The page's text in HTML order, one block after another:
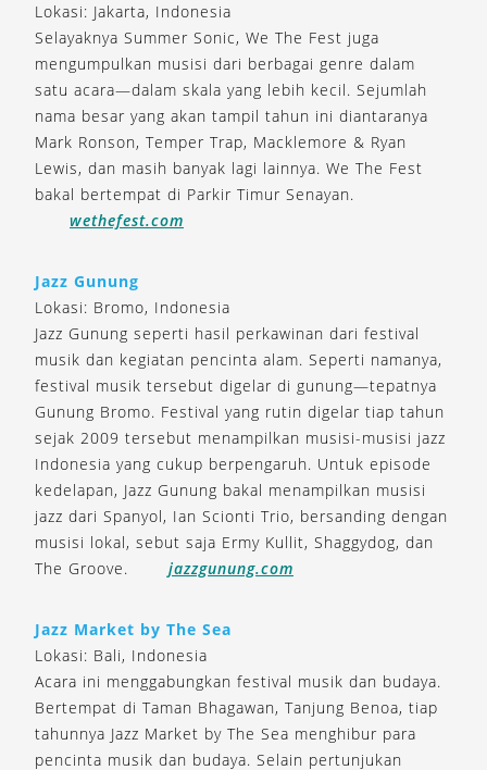
Lokasi: Jakarta, Indonesia
Selayaknya Summer Sonic, We The Fest juga
mengumpulkan musisi dari berbagai genre dalam
satu acara—dalam skala yang lebih kecil. Sejumlah
nama besar yang akan tampil tahun ini diantaranya
Mark Ronson, Temper Trap, Macklemore & Ryan
Lewis, dan masih banyak lagi lainnya. We The Fest
bakal bertempat di Parkir Timur Senayan.
wethefest.com
Jazz Gunung
Lokasi: Bromo, Indonesia
Jazz Gunung seperti hasil perkawinan dari festival
musik dan kegiatan pencinta alam. Seperti namanya,
festival musik tersebut digelar di gunung—tepatnya
Gunung Bromo. Festival yang rutin digelar tiap tahun
sejak 2009 tersebut menampilkan musisi-musisi jazz
Indonesia yang cukup berpengaruh. Untuk episode
kedelapan, Jazz Gunung bakal menampilkan musisi
jazz dari Spanyol, Ian Scionti Trio, bersanding dengan
musisi lokal, sebut saja Ermy Kullit, Shaggydog, dan
The Groove.
jazzgunung.com
Jazz Market by The Sea
Lokasi: Bali, Indonesia
Acara ini menggabungkan festival musik dan budaya.
Bertempat di Taman Bhagawan, Tanjung Benoa, tiap
tahunnya Jazz Market by The Sea menghibur para
pencinta musik dan budaya. Selain pertunjukan